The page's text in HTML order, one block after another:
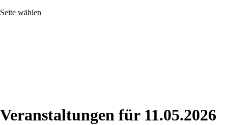
Seite wählen
Veranstaltungen für 11.05.2026